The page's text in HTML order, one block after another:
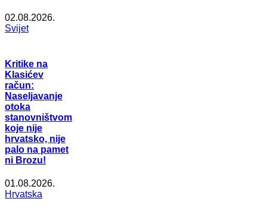
02.08.2026.
Svijet
Kritike na
Klasićev
račun:
Naseljavanje
otoka
stanovništvom
koje nije
hrvatsko, nije
palo na pamet
ni Brozu!
01.08.2026.
Hrvatska